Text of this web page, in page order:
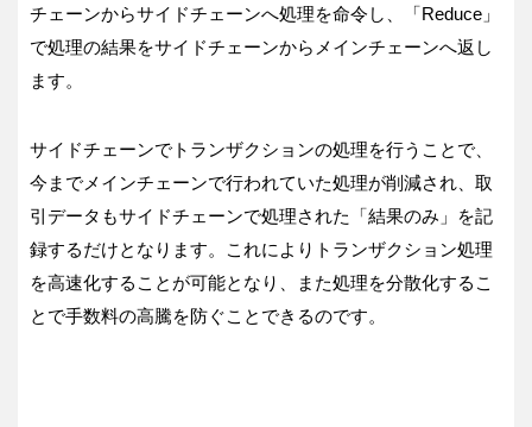
チェーンからサイドチェーンへ処理を命令し、「Reduce」
で処理の結果をサイドチェーンからメインチェーンへ返し
ます。
サイドチェーンでトランザクションの処理を行うことで、
今までメインチェーンで行われていた処理が削減され、取
引データもサイドチェーンで処理された「結果のみ」を記
録するだけとなります。これによりトランザクション処理
を高速化することが可能となり、また処理を分散化するこ
とで手数料の高騰を防ぐことできるのです。